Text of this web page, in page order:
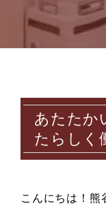
あたたか
たらしく
こんにちは！熊